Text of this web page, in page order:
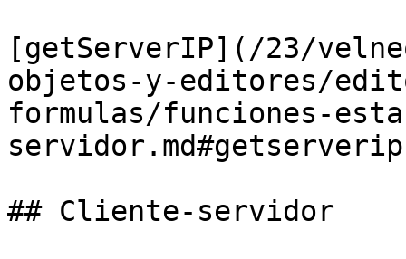
[getServerIP](/23/
objetos-y-editores/
formulas/funciones-
## Cliente-servidor